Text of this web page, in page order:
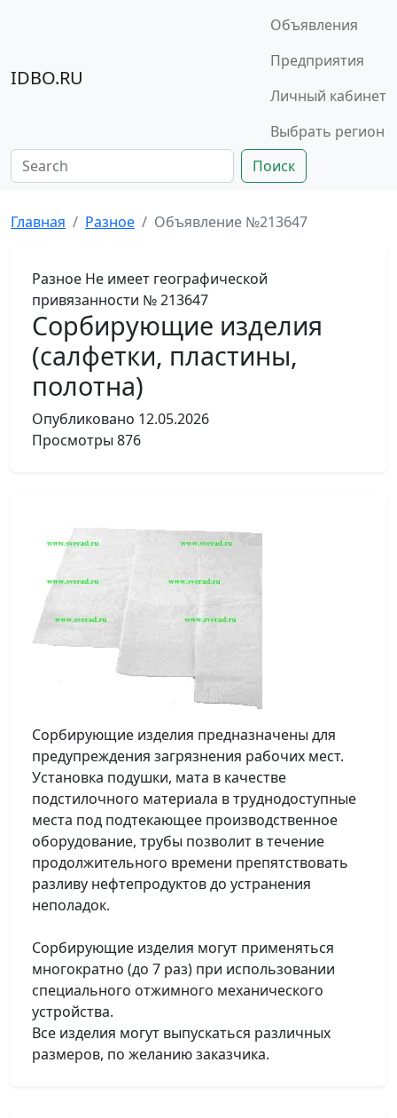
IDBO.RU
Объявления
Предприятия
Личный кабинет
Выбрать регион
Поиск
Главная Разное Объявление №213647
Разное Не имеет географической
привязанности № 213647
Сорбирующие изделия
(салфетки, пластины,
полотна)
Опубликовано 12.05.2026
Просмотры 876
Сорбирующие изделия предназначены для
предупреждения загрязнения рабочих мест.
Установка подушки, мата в качестве
подстилочного материала в труднодоступные
места под подтекающее производственное
оборудование, трубы позволит в течение
продолжительного времени препятствовать
разливу нефтепродуктов до устранения
неполадок.
Сорбирующие изделия могут применяться
многократно (до 7 раз) при использовании
специального отжимного механического
устройства.
Все изделия могут выпускаться различных
размеров, по желанию заказчика.